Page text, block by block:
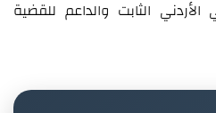
الثابت والداعم للقضية